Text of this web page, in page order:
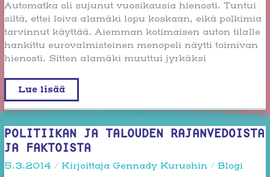
Automatka oli sujunut vuosikausia hienosti. Tuntui
siltä, ettei loiva alamäki lopu koskaan, eikä polkimia
tarvinnut käyttää. Aiemman kotimaisen auton tilalle
hankittu eurovalmisteinen menopeli näytti toimivan
hienosti. Sitten alamäki muuttui jyrkäksi
Talouspoliittinen
automatka
Lue lisää
POLITIIKAN JA TALOUDEN RAJANVEDOISTA
JA FAKTOISTA
5.3.2014 / Kirjoittaja Gennady Kurushin/ Blogi